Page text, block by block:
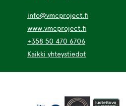
info@vmcproject.fi
www.vmcproject.fi
+358 50 470 6706
Kaikki yhteystiedot